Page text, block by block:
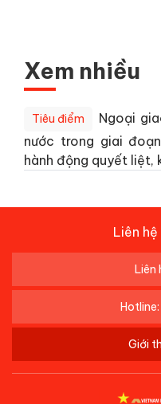
Xem nhiều
Tiêu điểm
Ngoại
nước trong giai
hành động quyết liệt,
Liên
Liên
Giới